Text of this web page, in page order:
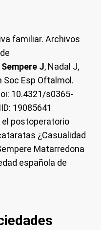
familiar. Archivos
Sempere J, Nadal J,
Soc Esp Oftalmol.
10.4321/s0365-
19085641
el postoperatorio
¿Casualidad
Matarredona
española de